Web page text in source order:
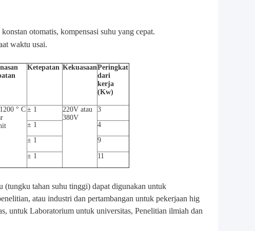
konstan otomatis, kompensasi suhu yang cepat.
waktu usai.
Ketepatan KekuasaanPeringkat
dari
kerja
(Kw)
° C ± 1
220V atau
380V
3
± 1
4
± 1 9
± 1 11
tahan suhu tinggi) dapat digunakan untuk
atau industri dan pertambangan untuk pekerjaan hig
untuk Laboratorium untuk universitas, Penelitian ilmiah dan